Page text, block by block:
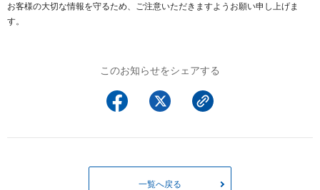
お客様の大切な情報を守るため、ご注意いただきますようお願い申し上げま
す。
このお知らせをシェアする
一覧へ戻る